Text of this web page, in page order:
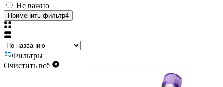
Не важно
Применить фильтр4
Фильтры
Очистить всё